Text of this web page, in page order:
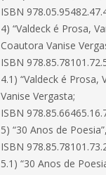
ISBN
4) “Valdeck é Prosa,
Coautora Vanise
ISBN
4.1) “Valdeck é Prosa,
Vanise Vergasta;
ISBN
5) “30 Anos de
ISBN
5.1) “30 Anos de